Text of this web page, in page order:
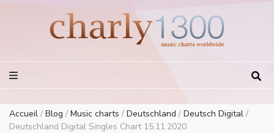
European Music Charts plus USA and Australia
Accueil / Blog / Music charts / Deutschland / Deutsch Digital /
Deutschland Digital Singles Chart 15.11.2020